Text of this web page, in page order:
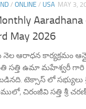
/ ONLINE / USA MAY 3,
May 2026
ఆరాధన కార్యక్రమం
సత్తి ఉమా మహేశ్వరీ
టెక్సాస్ లో సభ్యులు
చిరంజీవి సత్తి శ్రీ